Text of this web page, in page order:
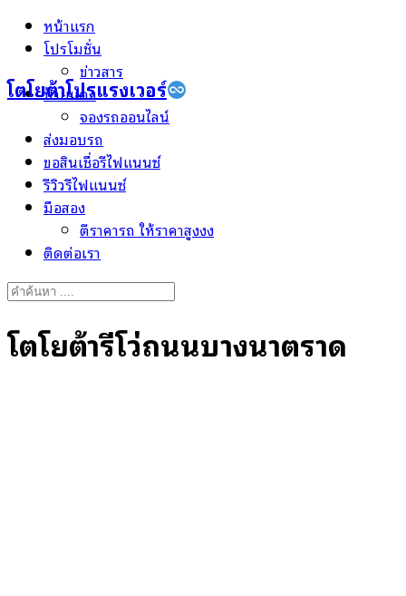
Skip
โตโยต้าโปรแรงเวอร์
หน้าแรก
โปรโมชั่น
ข่าวสาร
ป้ายแดง
จองรถออนไลน์
ส่งมอบรถ
ขอสินเชื่อรีไฟแนนซ์
รีวิวรีไฟแนนซ์
มือสอง
ตีราคารถ ให้ราคาสูงงง
ติดต่อเรา
Search
โตโยต้ารีโว่ถนนบางนาตราด